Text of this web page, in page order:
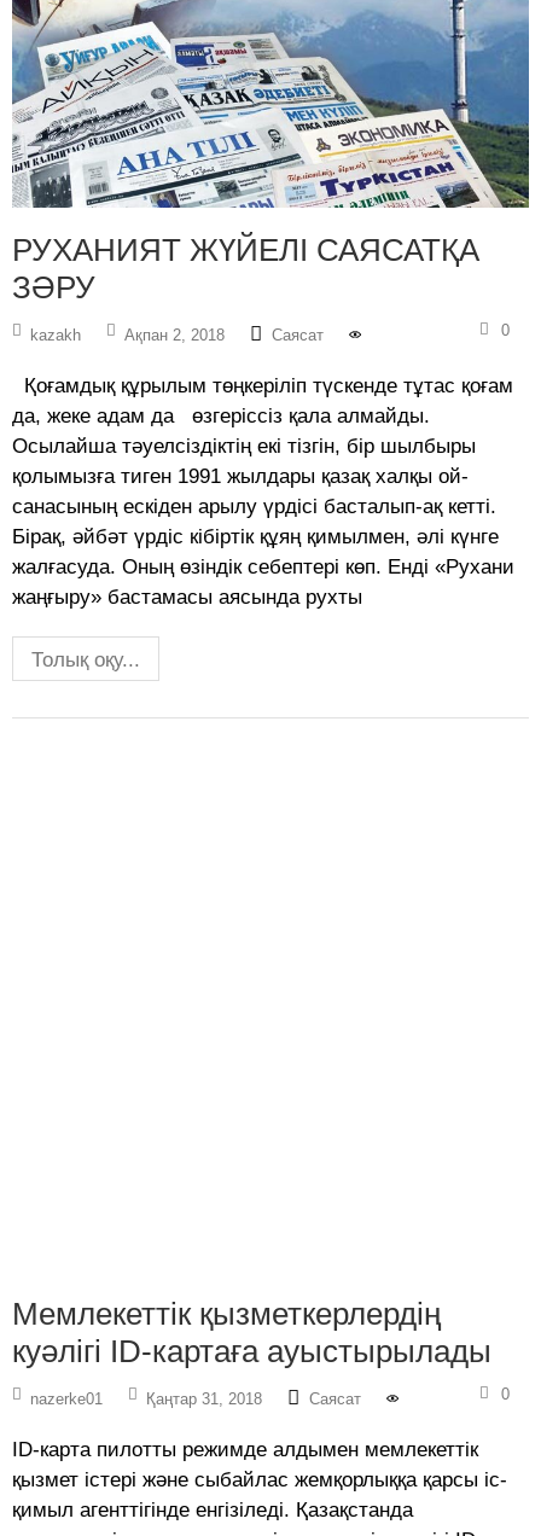
РУХАНИЯТ ЖҮЙЕЛІ САЯСАТҚА
ЗӘРУ
kazakh Ақпан 2, 2018 Саясат 0
Қоғамдық құрылым төңкеріліп түскенде тұтас қоғам
да, жеке адам да өзгеріссіз қала алмайды.
Осылайша тәуелсіздіктің екі тізгін, бір шылбыры
қолымызға тиген 1991 жылдары қазақ халқы ой-
санасының ескіден арылу үрдісі басталып-ақ кетті.
Бірақ, әйбәт үрдіс кібіртік құяң қимылмен, әлі күнге
жалғасуда. Оның өзіндік себептері көп. Енді «Рухани
жаңғыру» бастамасы аясында рухты
Толық оқу...
Мемлекеттік қызметкерлердің
куәлігі ID-картаға ауыстырылады
nazerke01 Қаңтар 31, 2018 Саясат 0
ID-карта пилотты режимде алдымен мемлекеттік
қызмет істері және сыбайлас жемқорлыққа қарсы іс-
қимыл агенттігінде енгізіледі. Қазақстанда